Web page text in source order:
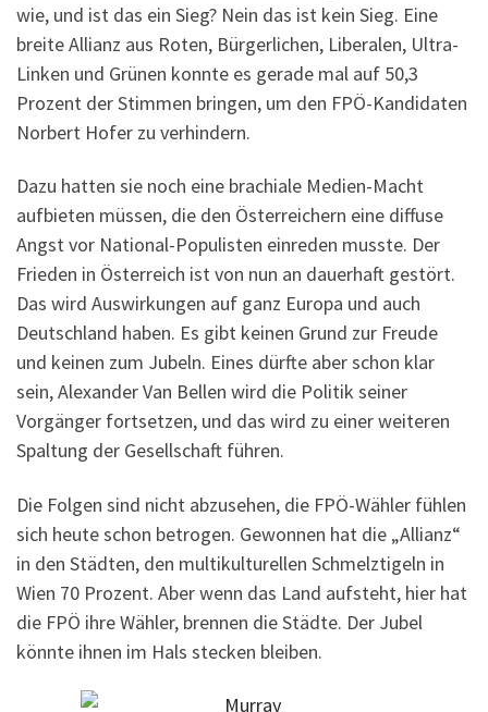
wie, und ist das ein Sieg? Nein das ist kein Sieg. Eine
breite Allianz aus Roten, Bürgerlichen, Liberalen, Ultra-
Linken und Grünen konnte es gerade mal auf 50,3
Prozent der Stimmen bringen, um den FPÖ-Kandidaten
Norbert Hofer zu verhindern.
Dazu hatten sie noch eine brachiale Medien-Macht
aufbieten müssen, die den Österreichern eine diffuse
Angst vor National-Populisten einreden musste. Der
Frieden in Österreich ist von nun an dauerhaft gestört.
Das wird Auswirkungen auf ganz Europa und auch
Deutschland haben. Es gibt keinen Grund zur Freude
und keinen zum Jubeln. Eines dürfte aber schon klar
sein, Alexander Van Bellen wird die Politik seiner
Vorgänger fortsetzen, und das wird zu einer weiteren
Spaltung der Gesellschaft führen.
Die Folgen sind nicht abzusehen, die FPÖ-Wähler fühlen
sich heute schon betrogen. Gewonnen hat die „Allianz“
in den Städten, den multikulturellen Schmelztigeln in
Wien 70 Prozent. Aber wenn das Land aufsteht, hier hat
die FPÖ ihre Wähler, brennen die Städte. Der Jubel
könnte ihnen im Hals stecken bleiben.